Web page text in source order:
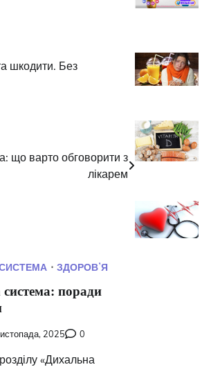
шкодити. Без
що варто обговорити з
лікарем
ЗДОРОВʼЯ
поради
2025 0
«Дихальна